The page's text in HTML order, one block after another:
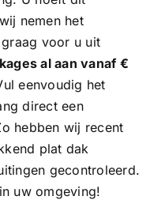
nemen het
voor u uit
al aan vanaf €
eenvoudig het
direct een
hebben wij recent
plat dak
gecontroleerd.
uw omgeving!